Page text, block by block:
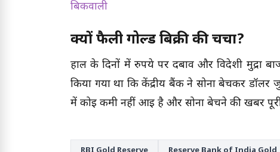
बिकवाली
क्यों फैली गोल्ड बिक्री की चर्चा?
हाल के दिनों में रुपये पर दबाव और विदेशी मुद्रा
किया गया था कि केंद्रीय बैंक ने सोना बेचकर डॉलर
में कोई कमी नहीं आई है और सोना बेचने की खबर पूरी